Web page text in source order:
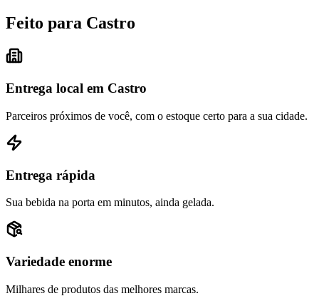
Feito para Castro
Entrega local em Castro
Parceiros próximos de você, com o estoque certo para a sua cidade.
Entrega rápida
Sua bebida na porta em minutos, ainda gelada.
Variedade enorme
Milhares de produtos das melhores marcas.